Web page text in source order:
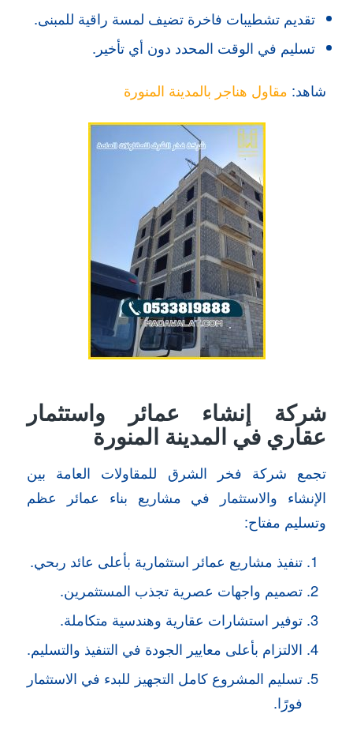
تقديم تشطيبات فاخرة تضيف لمسة راقية للمبنى.
تسليم في الوقت المحدد دون أي تأخير.
شاهد: مقاول هناجر بالمدينة المنورة
شركة إنشاء عمائر واستثمار
عقاري في المدينة المنورة
تجمع شركة فخر الشرق للمقاولات العامة بين
الإنشاء والاستثمار في مشاريع بناء عمائر عظم
وتسليم مفتاح:
تنفيذ مشاريع عمائر استثمارية بأعلى عائد ربحي.
تصميم واجهات عصرية تجذب المستثمرين.
توفير استشارات عقارية وهندسية متكاملة.
الالتزام بأعلى معايير الجودة في التنفيذ والتسليم.
تسليم المشروع كامل التجهيز للبدء في الاستثمار
فورًا.